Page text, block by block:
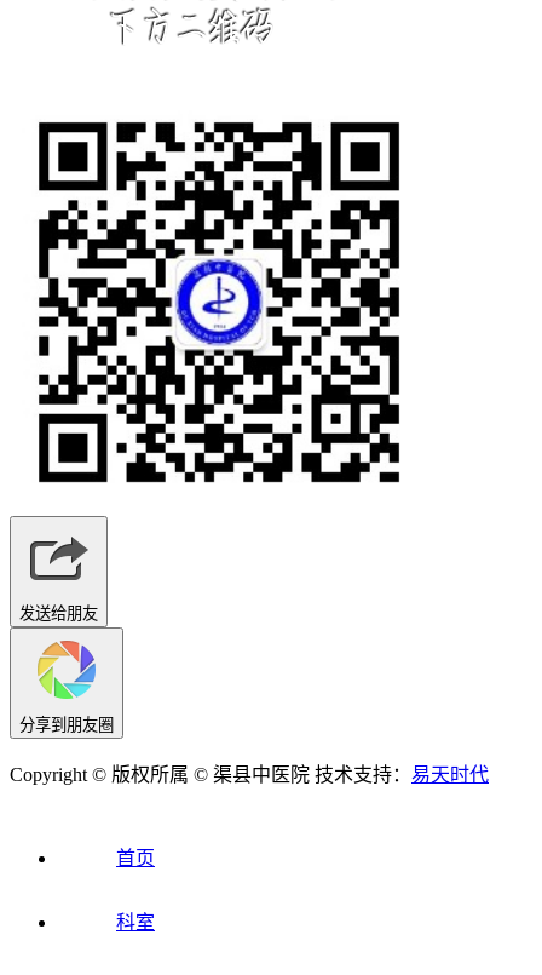
发送给朋友
分享到朋友圈
Copyright © 版权所属 © 渠县中医院 技术支持： 易天时代
首页
科室